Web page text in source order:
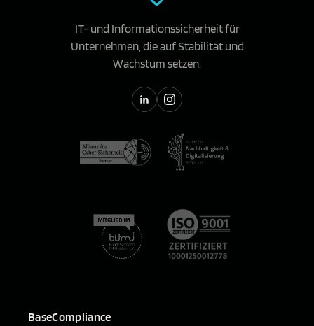
IT- und Informationssicherheit für
Unternehmen, die auf Stabilität und
Wachstum setzen.
BaseCompliance